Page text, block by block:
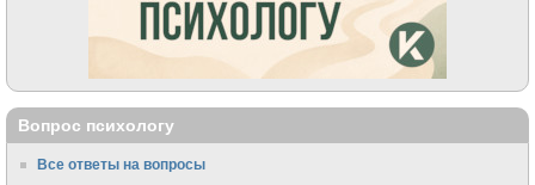
Вопрос психологу
Все ответы на вопросы